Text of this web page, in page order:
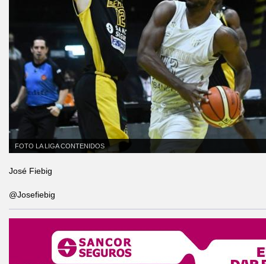
FOTO LA LIGA CONTENIDOS
José Fiebig
@Josefiebig